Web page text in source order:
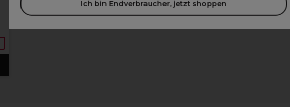
Ich bin Endverbraucher, jetzt shoppen